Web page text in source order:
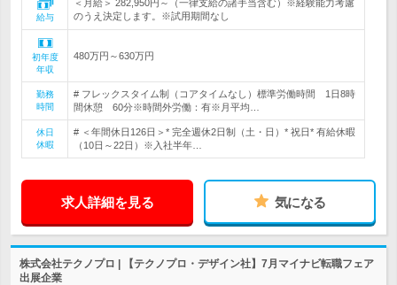
給与
＜月給＞ 282,950円～（一律支給の諸手当含む）※経験能力考慮
のうえ決定します。※試用期間なし
初年度
年収
480万円～630万円
勤務
時間
# フレックスタイム制（コアタイムなし）標準労働時間 1日8時
間休憩 60分※時間外労働：有※月平均…
休日
休暇
# ＜年間休日126日＞* 完全週休2日制（土・日）* 祝日* 有給休暇
（10日～22日）※入社半年…
求人詳細を見る 気になる
株式会社テクノプロ | 【テクノプロ・デザイン社】7月マイナビ転職フェア
出展企業